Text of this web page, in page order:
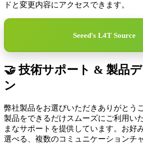
ドと変更内容にアクセスできます。
Seeed's L4T Source
🤝 技術サポート & 製品
ン
弊社製品をお選びいただきありがとう
製品をできるだけスムーズにご利用い
まなサポートを提供しています。お好
選べる、複数のコミュニケーションチ